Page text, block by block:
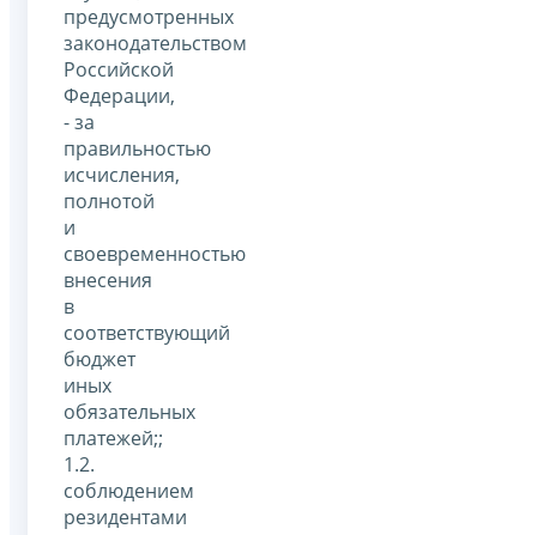
предусмотренных
законодательством
Российской
Федерации,
- за
правильностью
исчисления,
полнотой
и
своевременностью
внесения
в
соответствующий
бюджет
иных
обязательных
платежей;;
1.2.
соблюдением
резидентами